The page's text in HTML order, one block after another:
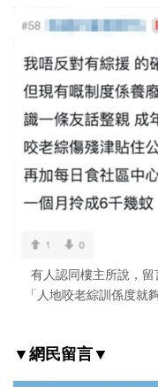
有人認同樓主所說，留
「人地咬老綜訓係度就
▼網民留言▼